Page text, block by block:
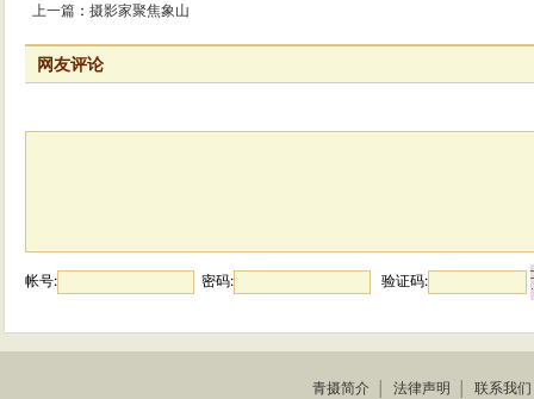
上一篇 ：摄影家聚焦象山
网友评论
帐号: 密码: 验证码:
青摄简介 法律声明 联系我们